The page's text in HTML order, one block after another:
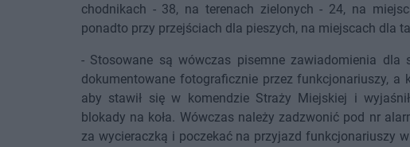
chodnikach - 38, na terenach zielonych - 24, na
ponadto przy przejściach dla pieszych, na miejscach dla
- Stosowane są wówczas pisemne zawiadomienia dla
dokumentowane fotograficznie przez funkcjonariuszy, a
aby stawił się w komendzie Straży Miejskiej i
blokady na koła. Wówczas należy zadzwonić pod nr
za wycieraczką i poczekać na przyjazd funkcjonariuszy